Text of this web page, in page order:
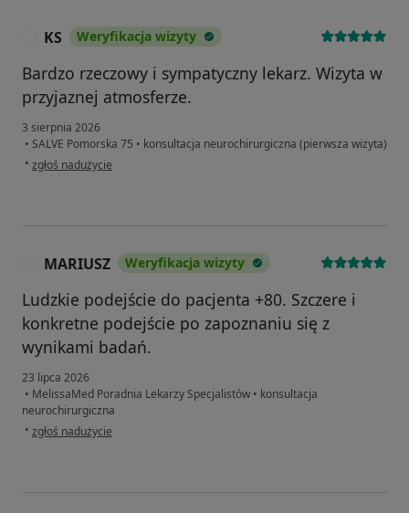
KS Weryfikacja wizyty
Bardzo rzeczowy i sympatyczny lekarz. Wizyta w
przyjaznej atmosferze.
3 sierpnia 2026
• SALVE Pomorska 75 • konsultacja neurochirurgiczna (pierwsza wizyta)
• w opinii użytkownika KS
zgłoś nadużycie
MARIUSZ Weryfikacja wizyty
Ludzkie podejście do pacjenta +80. Szczere i
konkretne podejście po zapoznaniu się z
wynikami badań.
23 lipca 2026
• MelissaMed Poradnia Lekarzy Specjalistów • konsultacja
neurochirurgiczna
• w opinii użytkownika MARIUSZ
zgłoś nadużycie